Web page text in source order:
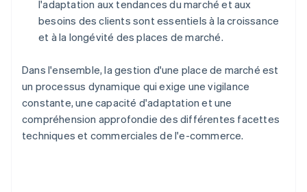
l'adaptation aux tendances du marché et aux
besoins des clients sont essentiels à la croissance
et à la longévité des places de marché.
Dans l'ensemble, la gestion d'une place de marché est
un processus dynamique qui exige une vigilance
constante, une capacité d'adaptation et une
compréhension approfondie des différentes facettes
techniques et commerciales de l'e-commerce.